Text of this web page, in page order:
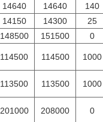
14640 14640 140
14150 14300 25
148500 151500 0
114500 114500 1000
113500 113500 1000
201000 208000 0